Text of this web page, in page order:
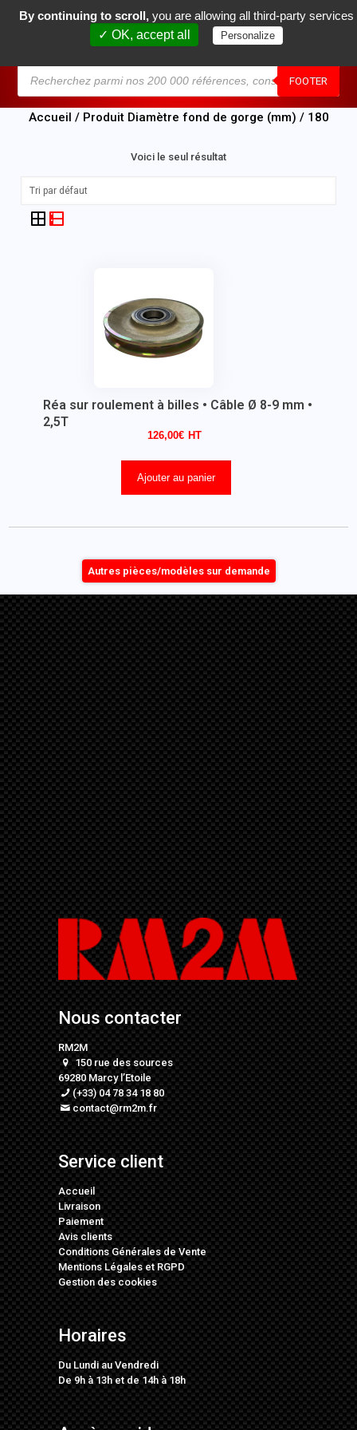
FOOTER
0
Accueil / Produit Diamètre fond de gorge (mm) / 180
Voici le seul résultat
Réa sur roulement à billes • Câble Ø 8-9 mm •
2,5T
126,00€
Ajouter au panier
Autres pièces/modèles sur demande
Nous contacter
RM2M
150 rue des sources
69280 Marcy l’Etoile
(+33) 04 78 34 18 80
contact@rm2m.fr
Service client
Accueil
Livraison
Paiement
Avis clients
Conditions Générales de Vente
Mentions LégalesetRGPD
Gestion des cookies
Horaires
Du Lundi au Vendredi
De 9h à 13h et de 14h à 18h
By continuing to scroll, you are allowing all third-party services
✓ OK, accept all
Personalize